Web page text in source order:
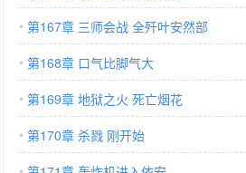
第167章 三师会战 全歼叶安然部
第168章 口气比脚气大
第169章 地狱之火 死亡烟花
第170章 杀戮 刚开始